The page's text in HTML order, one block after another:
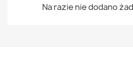
Na razie nie dodano